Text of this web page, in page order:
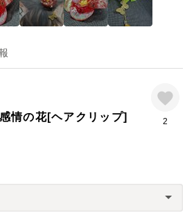
情の花[ヘアクリップ] 2